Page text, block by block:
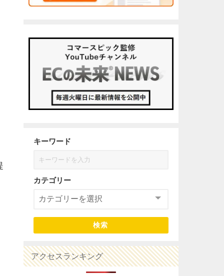
キーワード
カテゴリー
検索
アクセスランキング